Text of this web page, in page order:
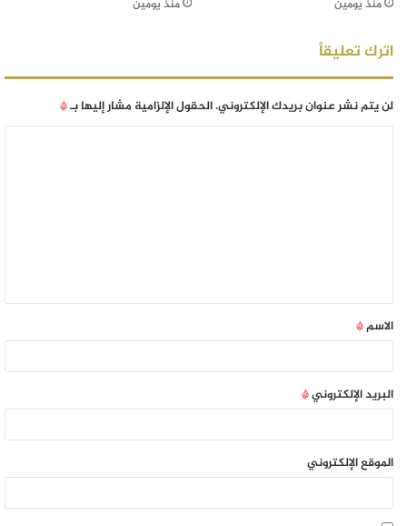
منذ يومين منذ يومين
اترك تعليقاً
لن يتم نشر عنوان بريدك الإلكتروني.الحقول الإلزامية مشار إليها بـ*
الاسم*
البريد الإلكتروني*
الموقع الإلكتروني